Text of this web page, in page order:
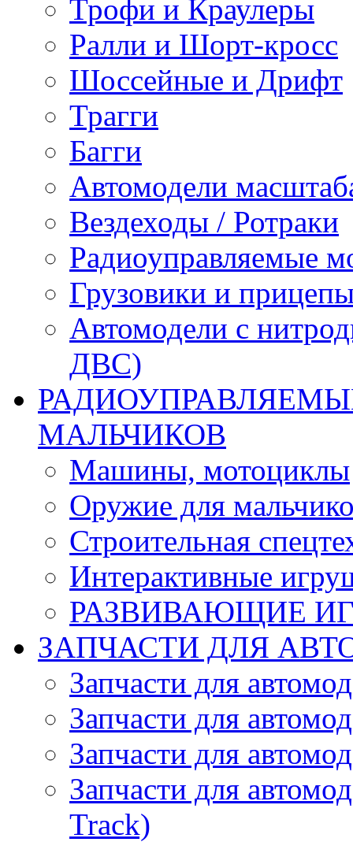
Трофи и Краулеры
Ралли и Шорт-кросс
Шоссейные и Дрифт
Трагги
Багги
Автомодели
Вездеходы / Ротраки
Радиоуправляемые
Грузовики и
Автомодели с
ДВС)
МАЛЬЧИКОВ
Машины, мотоциклы
Оружие для
Строительная
Интерактивные
РАЗВИВАЮЩИЕ
ЗАПЧАСТИ ДЛЯ
Запчасти для
Запчасти для
Запчасти для
Запчасти для
Track)